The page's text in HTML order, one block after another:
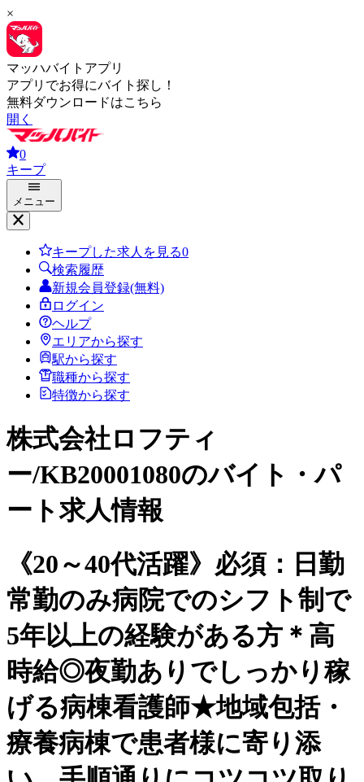
×
マッハバイトアプリ
アプリでお得にバイト探し！
無料ダウンロードはこちら
開く
0
キープ
メニュー
キープした求人を見る0
検索履歴
新規会員登録(無料)
ログイン
ヘルプ
エリアから探す
駅から探す
職種から探す
特徴から探す
株式会社ロフティ
ー/KB20001080のバイト・パ
ート求人情報
《20～40代活躍》必須：日勤
常勤のみ病院でのシフト制で
5年以上の経験がある方＊高
時給◎夜勤ありでしっかり稼
げる病棟看護師★地域包括・
療養病棟で患者様に寄り添